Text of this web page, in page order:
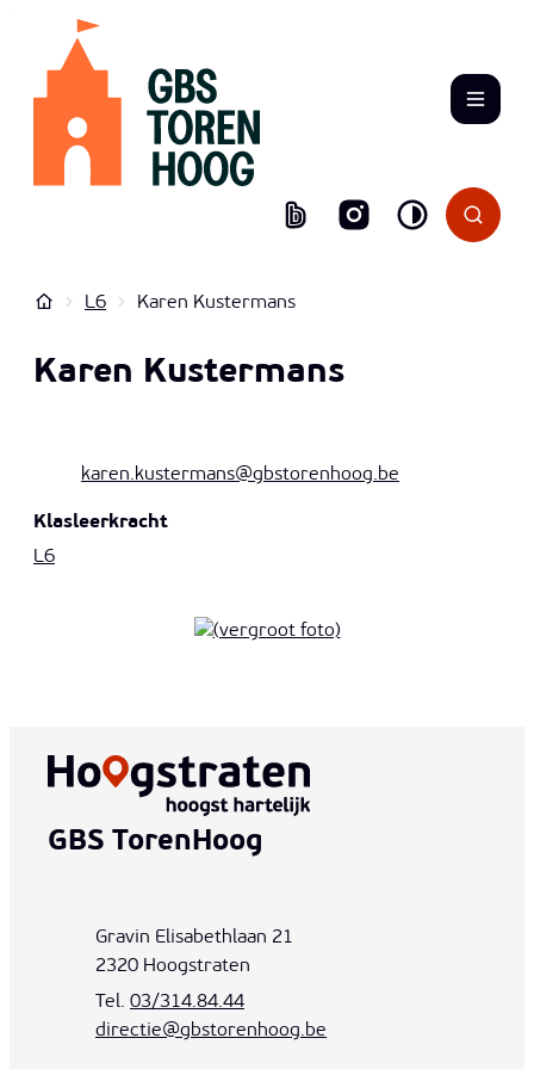
Naar inhoud
GBS Hoogstraten
Bingel InstagramHoog contrast
Zoek
Menu
Startpagina
L6 Karen Kustermans
Karen Kustermans
E-mailkaren.kustermans@gbstorenhoog.be
Klasleerkracht
L6
Contact & openingsuren
GBS TorenHoog
AdresGravin Elisabethlaan 21
,2320 Hoogstraten
03/314.84.44
E-maildirectie@gbstorenhoog.be